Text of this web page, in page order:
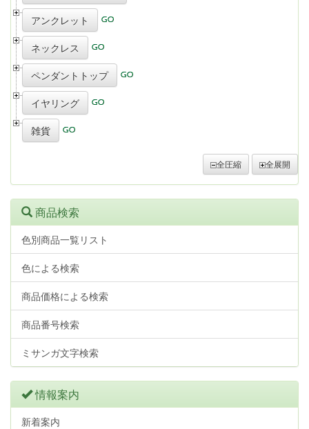
アンクレット
ネックレス
ペンダントトップ
イヤリング
雑貨
全圧縮 全展開
商品検索
色別商品一覧リスト
色による検索
商品価格による検索
商品番号検索
ミサンガ文字検索
情報案内
新着案内